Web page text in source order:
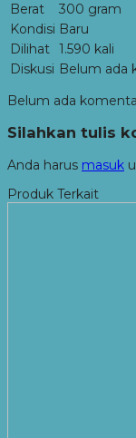
Berat
300 gram
Kondisi Baru
Dilihat 1.590 kali
Diskusi Belum ada
Belum ada
Silahkan tulis
Anda harus masuk
Produk Terkait